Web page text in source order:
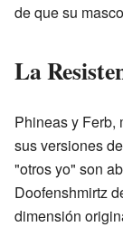
de que su
La
Phineas y Ferb,
sus versiones
"otros yo" son
Doofenshmirtz
dimensión